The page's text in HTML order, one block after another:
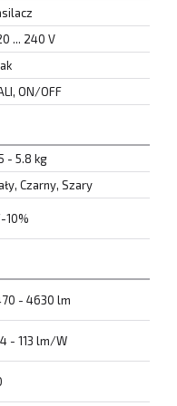
... 240 V
ON/OFF
- 5.8 kg
Czarny, Szary
10%
- 4630 lm
- 113 lm/W